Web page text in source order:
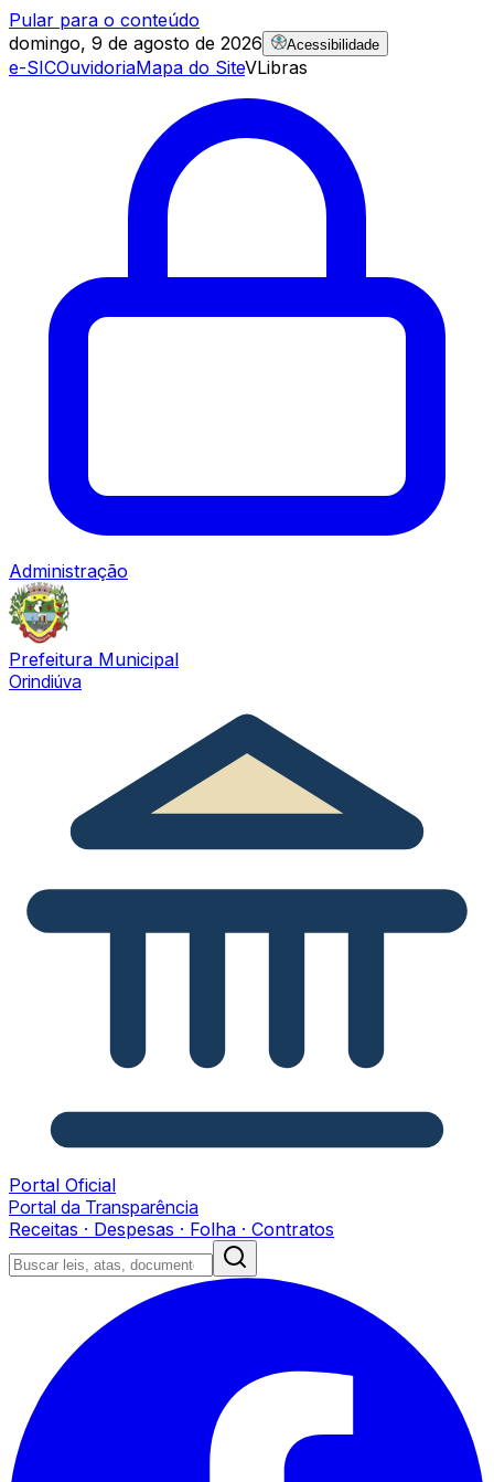
Pular para o conteúdo
domingo, 9 de agosto de 2026
Acessibilidade
e-SICOuvidoriaMapa do SiteVLibras
Administração
Prefeitura Municipal
Orindiúva
Portal Oficial
Portal da Transparência
Receitas · Despesas · Folha · Contratos